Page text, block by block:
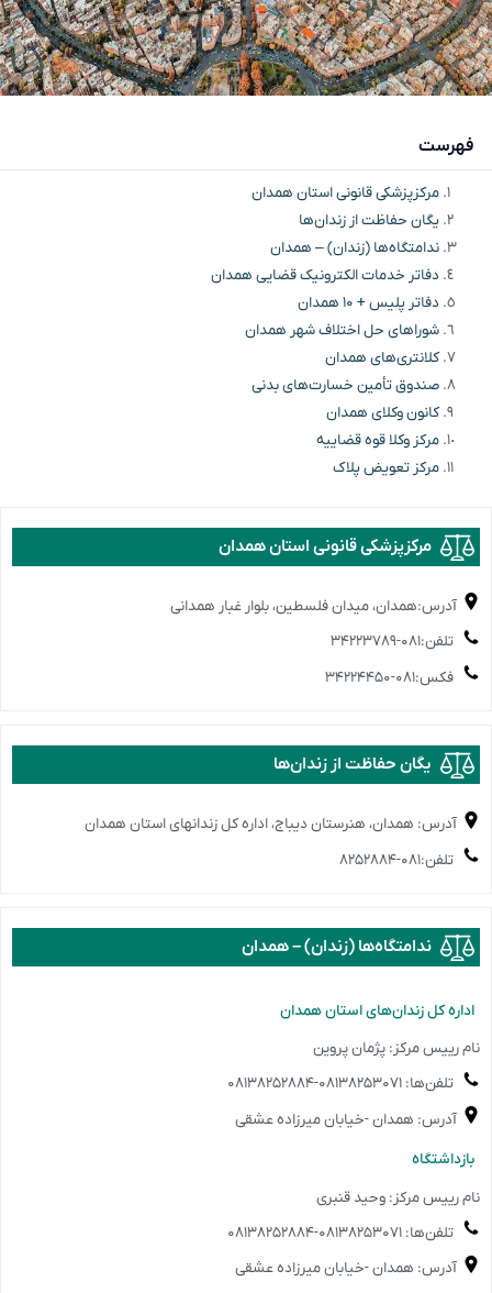
فهرست
️مرکزپزشکی قانونی استان همدان
️یگان حفاظت از زندان‌ها
ندامتگاه‌ها (زندان) – همدان
دفاتر خدمات الکترونیک قضایی همدان
دفاتر پلیس + ۱۰ همدان
شوراهای حل اختلاف شهر همدان
کلانتری‌های همدان
️صندوق تأمین خسارت‌های بدنی
️کانون وکلای همدان
️مرکز وکلا قوه قضاییه
️مرکز تعویض پلاک
️مرکزپزشکی قانونی استان همدان
آدرس:همدان، میدان فلسطین، بلوار غبار همدانی
تلفن:۰۸۱-۳۴۲۲۳۷۸۹
فکس:۰۸۱-۳۴۲۲۴۴۵۰
️یگان حفاظت از زندان‌ها
آدرس: همدان، هنرستان دیباج، اداره کل زندانهای استان همدان
تلفن:۰۸۱-۸۲۵۲۸۸۴
ندامتگاه‌ها (زندان) – همدان
️اداره کل زندان‌های استان همدان
نام رییس مرکز: پژمان پروین
تلفن‌ها: ۰۸۱۳۸۲۵۳۰۷۱-۰۸۱۳۸۲۵۲۸۸۴
آدرس: همدان -خیابان میرزاده عشقی
️بازداشتگاه
نام رییس مرکز: وحید قنبری
تلفن‌ها: ۰۸۱۳۸۲۵۳۰۷۱-۰۸۱۳۸۲۵۲۸۸۴
آدرس: همدان -خیابان میرزاده عشقی